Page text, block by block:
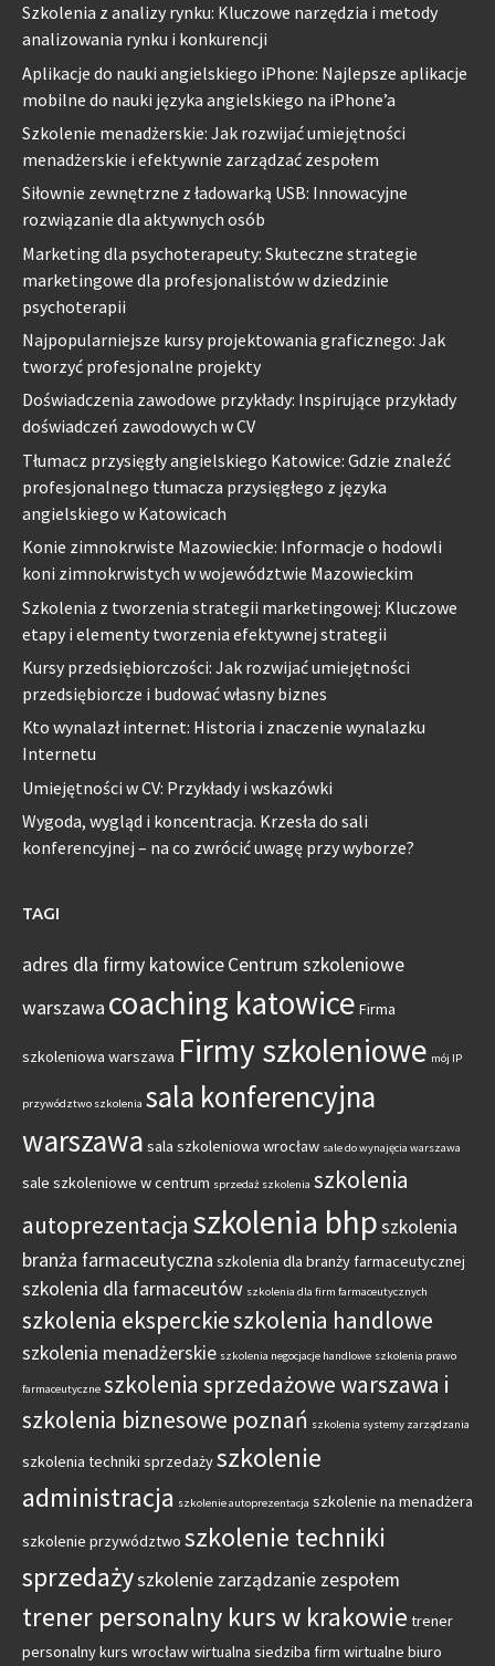
Szkolenia z analizy rynku: Kluczowe narzędzia i metody
analizowania rynku i konkurencji
Aplikacje do nauki angielskiego iPhone: Najlepsze aplikacje
mobilne do nauki języka angielskiego na iPhone’a
Szkolenie menadżerskie: Jak rozwijać umiejętności
menadżerskie i efektywnie zarządzać zespołem
Siłownie zewnętrzne z ładowarką USB: Innowacyjne
rozwiązanie dla aktywnych osób
Marketing dla psychoterapeuty: Skuteczne strategie
marketingowe dla profesjonalistów w dziedzinie
psychoterapii
Najpopularniejsze kursy projektowania graficznego: Jak
tworzyć profesjonalne projekty
Doświadczenia zawodowe przykłady: Inspirujące przykłady
doświadczeń zawodowych w CV
Tłumacz przysięgły angielskiego Katowice: Gdzie znaleźć
profesjonalnego tłumacza przysięgłego z języka
angielskiego w Katowicach
Konie zimnokrwiste Mazowieckie: Informacje o hodowli
koni zimnokrwistych w województwie Mazowieckim
Szkolenia z tworzenia strategii marketingowej: Kluczowe
etapy i elementy tworzenia efektywnej strategii
Kursy przedsiębiorczości: Jak rozwijać umiejętności
przedsiębiorcze i budować własny biznes
Kto wynalazł internet: Historia i znaczenie wynalazku
Internetu
Umiejętności w CV: Przykłady i wskazówki
Wygoda, wygląd i koncentracja. Krzesła do sali
konferencyjnej – na co zwrócić uwagę przy wyborze?
TAGI
adres dla firmy katowiceCentrum szkoleniowe
warszawa coaching katowice Firma
szkoleniowa warszawa Firmy szkoleniowe mój IP
przywództwo szkolenia sala konferencyjna
warszawa sala szkoleniowa wrocław sale do wynajęcia warszawa
sale szkoleniowe w centrum sprzedaż szkolenia szkolenia
autoprezentacja szkolenia bhpszkolenia
branża farmaceutyczna szkolenia dla branży farmaceutycznej
szkolenia dla farmaceutów szkolenia dla firm farmaceutycznych
szkolenia eksperckieszkolenia handlowe
szkolenia menadżerskie szkolenia negocjacje handlowe szkolenia prawo
farmaceutyczne szkolenia sprzedażowe warszawa i
szkolenia biznesowe poznań szkolenia systemy zarządzania
szkolenia techniki sprzedażyszkolenie
administracja szkolenie autoprezentacja szkolenie na menadżera
szkolenie przywództwo szkolenie techniki
sprzedażyszkolenie zarządzanie zespołem
trener personalny kurs w krakowie trener
personalny kurs wrocławwirtualna siedziba firm wirtualne biuro